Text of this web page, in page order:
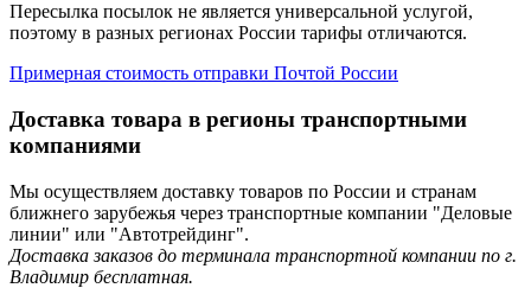
Пересылка посылок не является универсальной услугой,
поэтому в разных регионах России тарифы отличаются.
Примерная стоимость отправки Почтой России
Доставка товара в регионы транспортными
компаниями
Мы осуществляем доставку товаров по России и странам
ближнего зарубежья через транспортные компании "Деловые
линии" или "Автотрейдинг".
Доставка заказов до терминала транспортной компании по г.
Владимир бесплатная.